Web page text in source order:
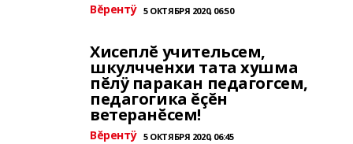
Вĕрентÿ 5 ОКТЯБРЯ 2020, 06:50
Хисеплĕ учительсем,
шкулчченхи тата хушма
пĕлÿ паракан педагогсем,
педагогика ĕçĕн
ветеранĕсем!
Вĕрентÿ 5 ОКТЯБРЯ 2020, 06:45